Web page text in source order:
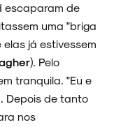
escaparam de
uma "briga
já estivessem
). Pelo
tranquila. "Eu e
Depois de tanto
nos